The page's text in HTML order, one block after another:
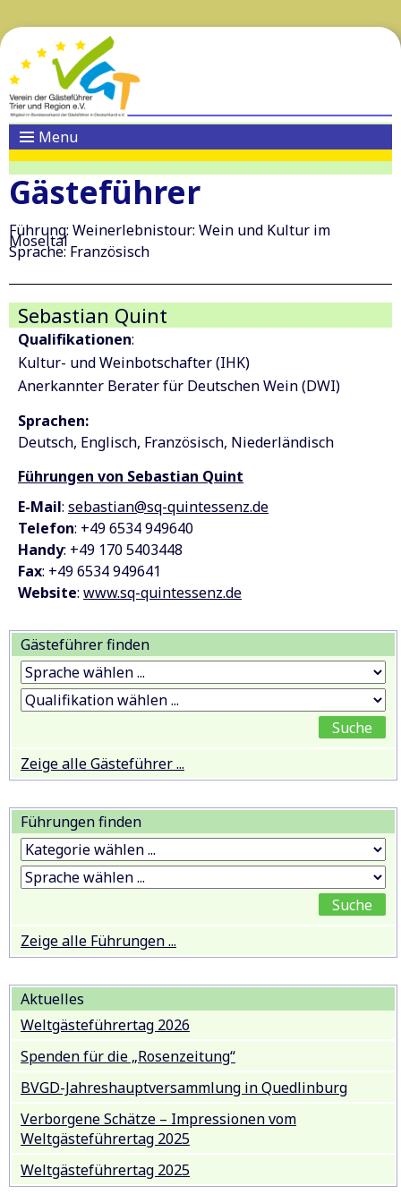
Menu
Gästeführer
Führung: Weinerlebnistour: Wein und Kultur im
Moseltal
Sprache: Französisch
Sebastian Quint
Qualifikationen:
Kultur- und Weinbotschafter (IHK)
Anerkannter Berater für Deutschen Wein (DWI)
Sprachen:
Deutsch Englisch Französisch Niederländisch
Führungen von Sebastian Quint
E-Mail: sebastian@sq-quintessenz.de
Telefon: +49 6534 949640
Handy: +49 170 5403448
Fax: +49 6534 949641
Website: www.sq-quintessenz.de
Gästeführer finden
Zeige alle Gästeführer ...
Führungen finden
Zeige alle Führungen ...
Aktuelles
Weltgästeführertag 2026
Spenden für die „Rosenzeitung“
BVGD-Jahreshauptversammlung in Quedlinburg
Verborgene Schätze – Impressionen vom
Weltgästeführertag 2025
Weltgästeführertag 2025